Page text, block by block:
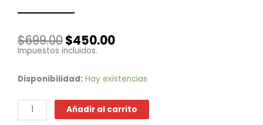
$699.00El
precio
era:
$450.00El
es:
Impuestos incluidos.
Disponibilidad: Hay existencias
PLA
-
Añadir al carrito